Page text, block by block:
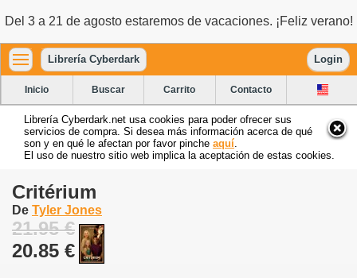
Del 3 a 21 de agosto estaremos de vacaciones. ¡Feliz verano!
Librería Cyberdark Login
Inicio Buscar Carrito Contacto
Librería Cyberdark.net usa cookies para poder ofrecer sus
servicios de compra. Si desea más información acerca de qué
son y en qué le afectan por favor pinche aquí
El uso de nuestro sitio web implica la aceptación de estas cookies.
Critérium
De Tyler Jones
21.95 €
20.85 €